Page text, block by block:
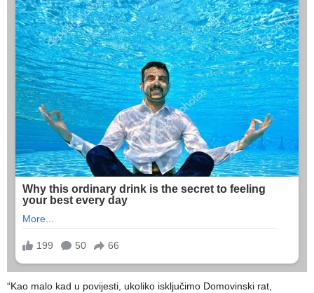
“Kao malo kad u povijesti, ukoliko isključimo Domovinski rat,